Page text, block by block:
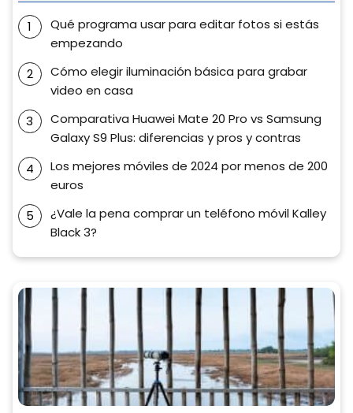
Qué programa usar para editar fotos si estás
empezando
Cómo elegir iluminación básica para grabar
video en casa
Comparativa Huawei Mate 20 Pro vs Samsung
Galaxy S9 Plus: diferencias y pros y contras
Los mejores móviles de 2024 por menos de 200
euros
¿Vale la pena comprar un teléfono móvil Kalley
Black 3?